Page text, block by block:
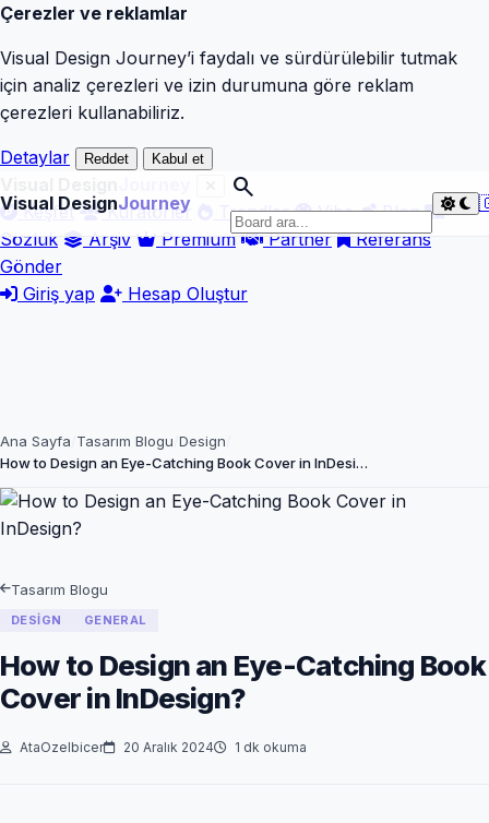
Çerezler ve reklamlar
Visual Design Journey’i faydalı ve sürdürülebilir tutmak
için analiz çerezleri ve izin durumuna göre reklam
çerezleri kullanabiliriz.
Detaylar Reddet Kabul et
Visual DesignJourney
search
Keşfet
Küratörler Trendler Vibe
Blog
Sözlük
Arşiv Premium Partner
Referans
Gönder
Giriş yap
Hesap Oluştur
Ana Sayfa Tasarım Blogu Design
How to Design an Eye-Catching Book Cover in InDesi…
Tasarım Blogu
DESIGN GENERAL
How to Design an Eye-Catching Book
Cover in InDesign?
AtaOzelbicer 20 Aralık 2024 1 dk okuma